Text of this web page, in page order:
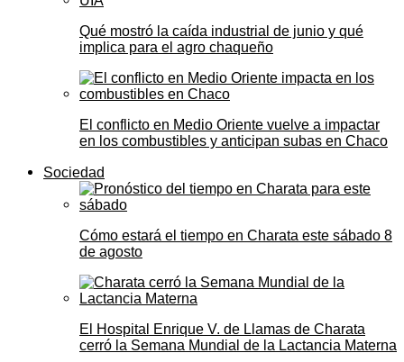
Qué mostró la caída industrial de junio y qué
implica para el agro chaqueño
El conflicto en Medio Oriente vuelve a impactar
en los combustibles y anticipan subas en Chaco
Sociedad
Cómo estará el tiempo en Charata este sábado 8
de agosto
El Hospital Enrique V. de Llamas de Charata
cerró la Semana Mundial de la Lactancia Materna